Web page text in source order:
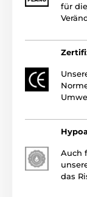
für
Auch
das